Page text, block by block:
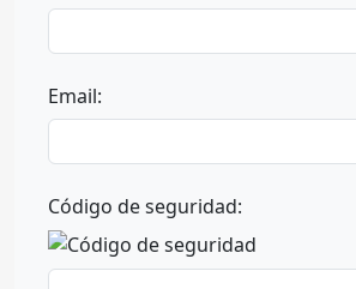
Email:
Código de seguridad: